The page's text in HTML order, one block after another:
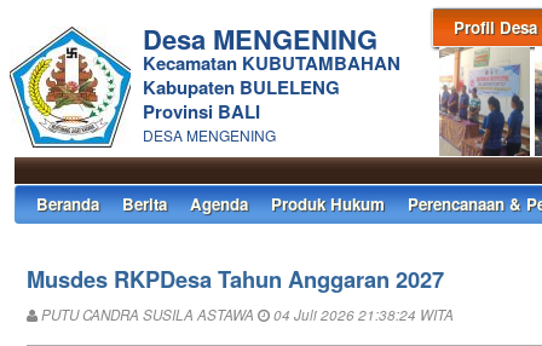
Profil Desa
Desa MENGENING
Kecamatan KUBUTAMBAHAN
Kabupaten BULELENG
Provinsi BALI
DESA MENGENING
Beranda Berita Agenda Produk Hukum Perencanaan &
Musdes RKPDesa Tahun Anggaran 2027
PUTU CANDRA SUSILA ASTAWA 04 Juli 2026 21:38:24 WITA